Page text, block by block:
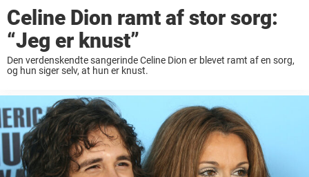
Celine Dion ramt af stor sorg:
“Jeg er knust”
Den verdenskendte sangerinde Celine Dion er blevet ramt af en sorg,
og hun siger selv, at hun er knust.